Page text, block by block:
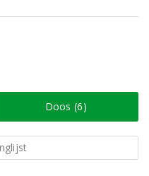
Doos (6)